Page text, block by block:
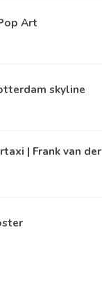
Art
skyline
| Frank van der